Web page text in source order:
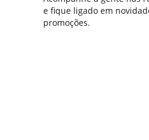
e fique ligado em
promoções.